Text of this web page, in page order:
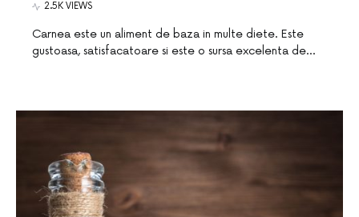
2.5K VIEWS
Carnea este un aliment de baza in multe diete. Este
gustoasa, satisfacatoare si este o sursa excelenta de…